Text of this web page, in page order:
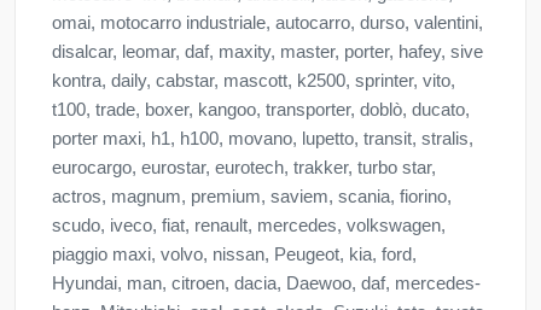
omai, motocarro industriale, autocarro, durso, valentini,
disalcar, leomar, daf, maxity, master, porter, hafey, sive
kontra, daily, cabstar, mascott, k2500, sprinter, vito,
t100, trade, boxer, kangoo, transporter, doblò, ducato,
porter maxi, h1, h100, movano, lupetto, transit, stralis,
eurocargo, eurostar, eurotech, trakker, turbo star,
actros, magnum, premium, saviem, scania, fiorino,
scudo, iveco, fiat, renault, mercedes, volkswagen,
piaggio maxi, volvo, nissan, Peugeot, kia, ford,
Hyundai, man, citroen, dacia, Daewoo, daf, mercedes-